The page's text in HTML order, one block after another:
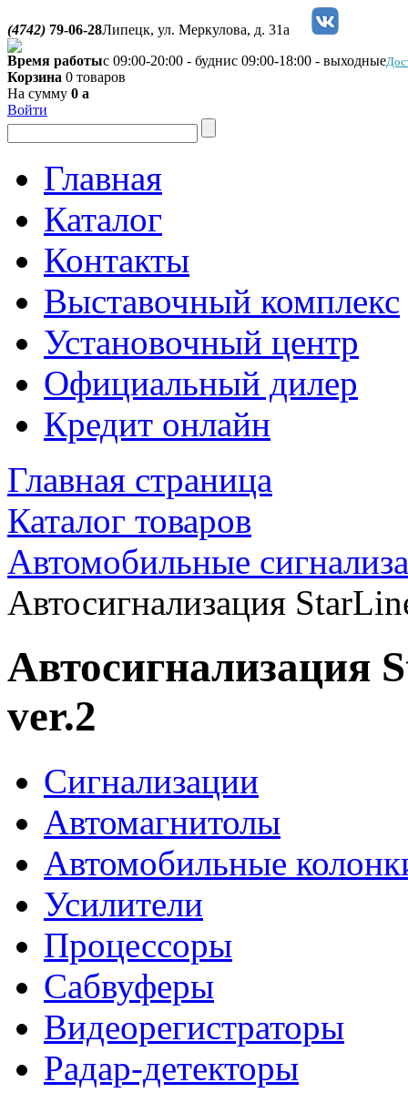
(4742) 79-06-28Липецк, ул. Меркулова, д. 31а
Время работыс 09:00-20:00 - буднис 09:00-18:00 - выходные
Корзина 0 товаров
На сумму 0 a
Войти
Главная
Каталог
Контакты
Выставочный комплекс
Установочный центр
Официальный дилер
Кредит онлайн
Главная страница
Каталог товаров
Автомобильные
Автосигнализация
Автосигнализация
ver.2
Сигнализации
Автомагнитолы
Автомобильные
Усилители
Процессоры
Сабвуферы
Видеорегистраторы
Радар-детекторы